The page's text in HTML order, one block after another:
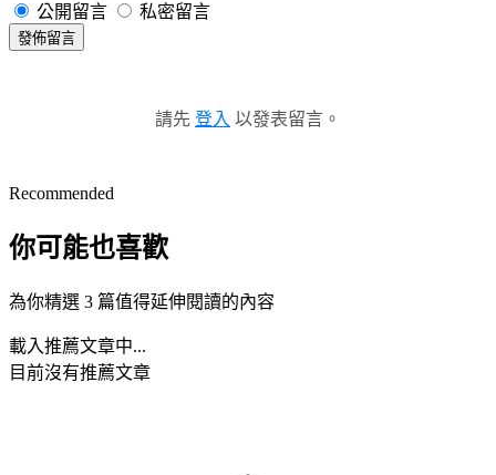
公開留言 私密留言
發佈留言
請先 登入 以發表留言。
Recommended
你可能也喜歡
為你精選 3 篇值得延伸閱讀的內容
載入推薦文章中...
目前沒有推薦文章